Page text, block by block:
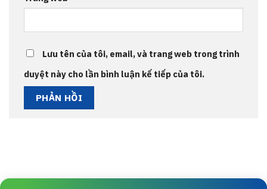
Lưu tên của tôi, email, và trang web trong trình
duyệt này cho lần bình luận kế tiếp của tôi.